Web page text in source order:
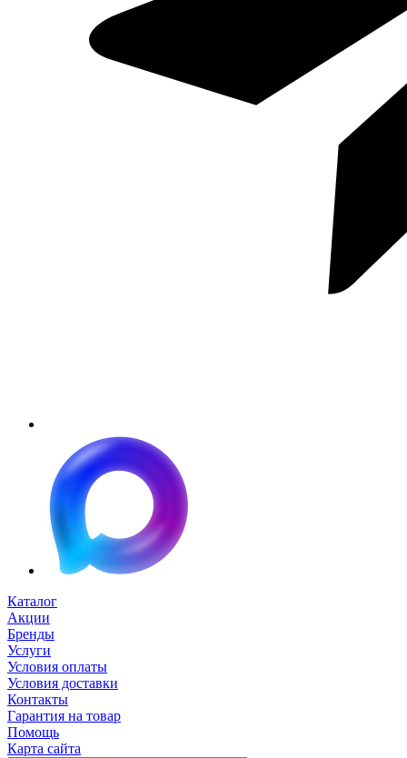
Каталог
Акции
Бренды
Услуги
Условия оплаты
Условия доставки
Контакты
Гарантия на товар
Помощь
Карта сайта